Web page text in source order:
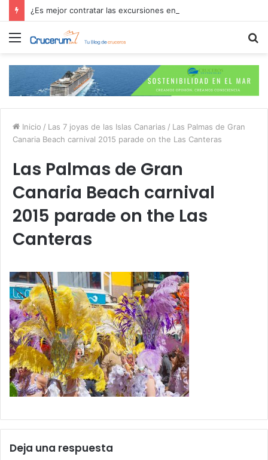
Menú
Inicio / Las 7 joyas de las Islas Canarias / Las Palmas de Gran
Canaria Beach carnival 2015 parade on the Las Canteras
Las Palmas de Gran
Canaria Beach carnival
2015 parade on the Las
Canteras
Deja una respuesta